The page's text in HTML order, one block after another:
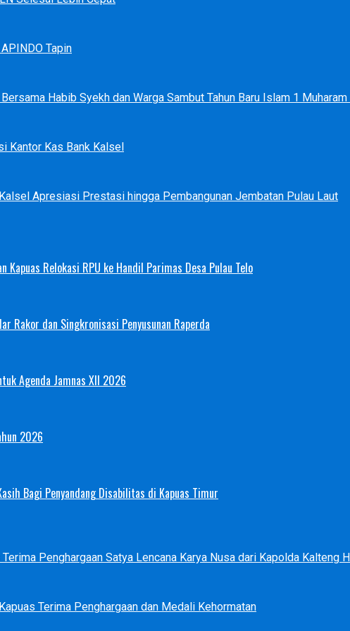
Tapin
Habib Syekh dan Warga Sambut Tahun Baru Islam 1 Muharam
Kantor Kas Bank Kalsel
Apresiasi Prestasi hingga Pembangunan Jembatan Pulau Laut
Kapuas Relokasi RPU ke Handil Parimas Desa Pulau Telo
Rakor dan Singkronisasi Penyusunan Raperda
Agenda Jamnas XII 2026
2026
Bagi Penyandang Disabilitas di Kapuas Timur
Penghargaan Satya Lencana Karya Nusa dari Kapolda Kalteng
Terima Penghargaan dan Medali Kehormatan